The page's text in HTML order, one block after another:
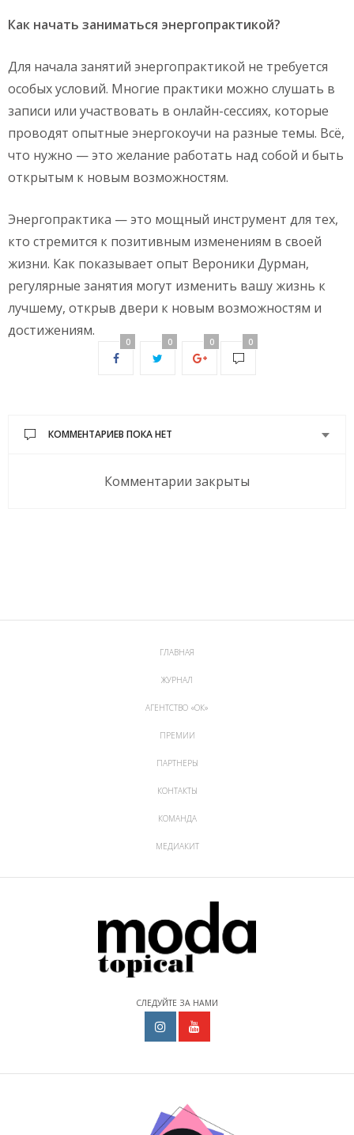
Как начать заниматься энергопрактикой?
Для начала занятий энергопрактикой не требуется
особых условий. Многие практики можно слушать в
записи или участвовать в онлайн-сессиях, которые
проводят опытные энергокоучи на разные темы. Всё,
что нужно — это желание работать над собой и быть
открытым к новым возможностям.
Энергопрактика — это мощный инструмент для тех,
кто стремится к позитивным изменениям в своей
жизни. Как показывает опыт Вероники Дурман,
регулярные занятия могут изменить вашу жизнь к
лучшему, открыв двери к новым возможностям и
достижениям.
0 0 0 0
КОММЕНТАРИЕВ ПОКА НЕТ
Комментарии закрыты
ГЛАВНАЯ
ЖУРНАЛ
АГЕНТСТВО «ОК»
ПРЕМИИ
ПАРТНЕРЫ
КОНТАКТЫ
КОМАНДА
МЕДИАКИТ
СЛЕДУЙТЕ ЗА НАМИ